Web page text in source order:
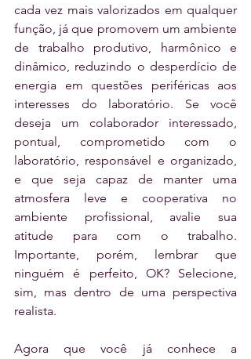
cada vez mais valorizados em qualquer
função, já que promovem um ambiente
de trabalho produtivo, harmônico e
dinâmico, reduzindo o desperdício de
energia em questões periféricas aos
interesses do laboratório. Se você
deseja um colaborador interessado,
pontual, comprometido com o
laboratório, responsável e organizado,
e que seja capaz de manter uma
atmosfera leve e cooperativa no
ambiente profissional, avalie sua
atitude para com o trabalho.
Importante, porém, lembrar que
ninguém é perfeito, OK? Selecione,
sim, mas dentro de uma perspectiva
realista.
Agora que você já conhece a